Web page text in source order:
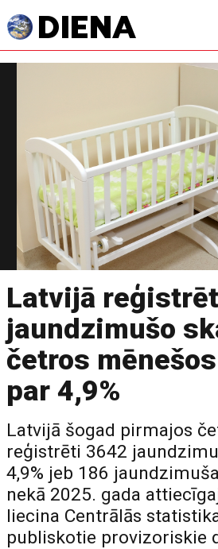
Latvijā
jaundzimušo
četros
par 4,9%
Latvijā šogad pirmajos
reģistrēti 3642
4,9% jeb 186
nekā 2025. gada
liecina Centrālās
publiskotie provizoriskie